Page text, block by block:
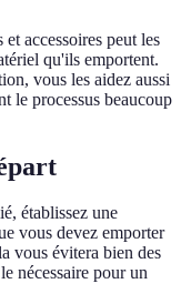
accessoires peut les
qu'ils emportent.
vous les aidez aussi
le processus beaucoup
établissez une
vous devez emporter
vous évitera bien des
nécessaire pour un